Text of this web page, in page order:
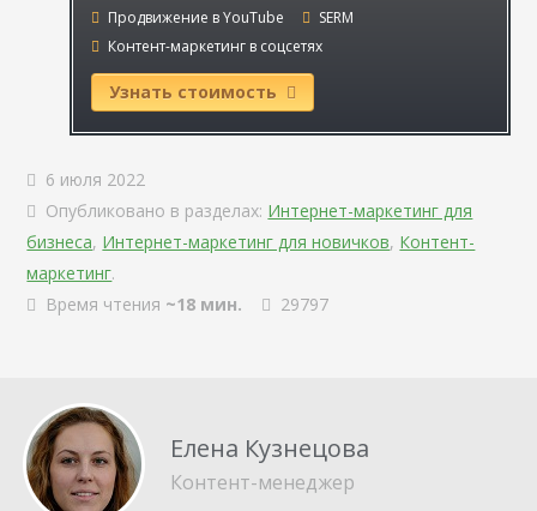
Продвижение в YouTube
SERM
Контент-маркетинг в соцсетях
Узнать стоимость
6 июля 2022
Опубликовано в разделах: Интернет-маркетинг для
бизнеса, Интернет-маркетинг для новичков, Контент-
маркетинг.
Время чтения ~18 мин. 29797
Елена Кузнецова
Контент-менеджер